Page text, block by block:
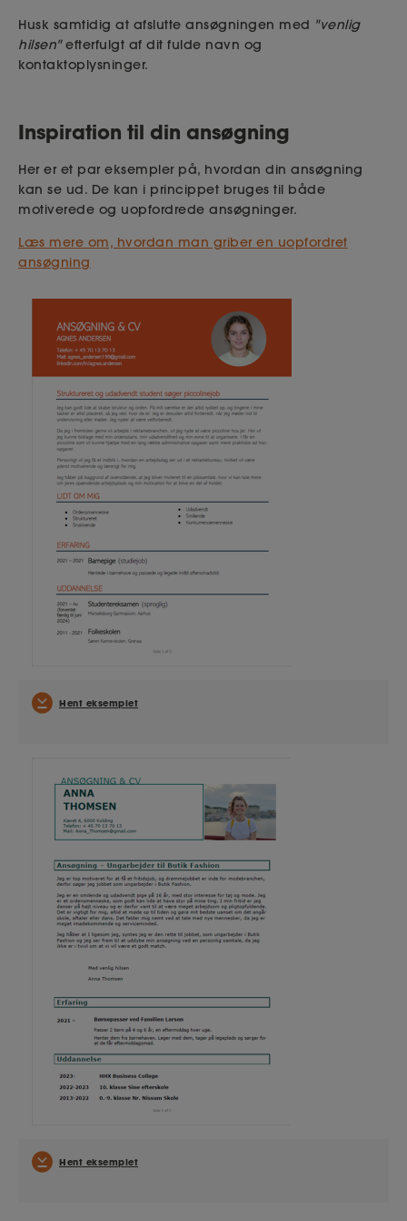
Husk samtidig at afslutte ansøgningen med "venlig
hilsen"efterfulgt af dit fulde navn og
kontaktoplysninger.
Inspiration til din ansøgning
Her er et par eksempler på, hvordan din ansøgning
kan se ud. De kan i princippet bruges til både
motiverede og uopfordrede ansøgninger.
Læs mere om, hvordan man griber en uopfordret
ansøgning
Hent eksemplet
Hent eksemplet